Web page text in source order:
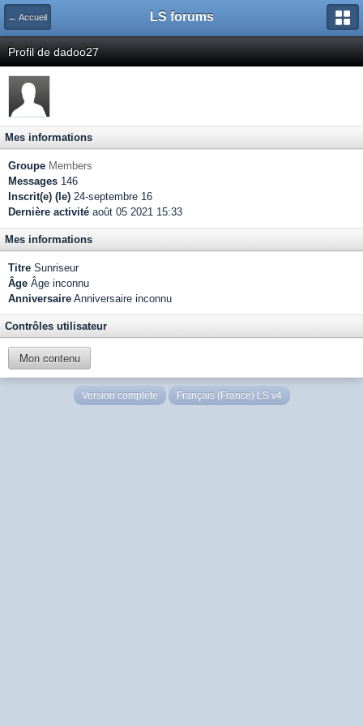
← Accueil LS forums
Profil de dadoo27
Mes informations
Groupe Members
Messages 146
Inscrit(e) (le) 24-septembre 16
Dernière activité août 05 2021 15:33
Mes informations
Titre Sunriseur
Âge Âge inconnu
Anniversaire Anniversaire inconnu
Contrôles utilisateur
Mon contenu
Version complète Français (France) LS v4